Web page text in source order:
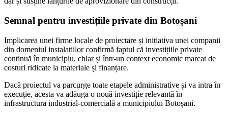
Semnal pentru investițiile private din Botoșani
Implicarea unei firme locale de proiectare și inițiativa unei companii
din domeniul instalațiilor confirmă faptul că investițiile private
continuă în municipiu, chiar și într-un context economic marcat de
costuri ridicate la materiale și finanțare.
Dacă proiectul va parcurge toate etapele administrative și va intra în
execuție, acesta va adăuga o nouă investiție relevantă în
infrastructura industrial-comercială a municipiului Botoșani.